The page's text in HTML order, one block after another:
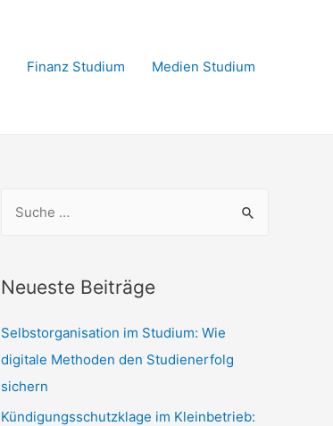
Finanz Studium Medien Studium
h
n
n
a
c
Neueste Beiträge
Selbstorganisation im Studium: Wie
digitale Methoden den Studienerfolg
sichern
Kündigungsschutzklage im Kleinbetrieb: